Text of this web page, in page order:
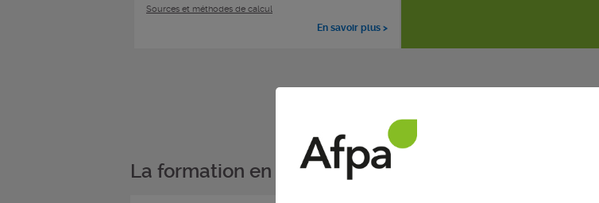
Sources et méthodes de calcul
En savoir plus >
La formation en détail